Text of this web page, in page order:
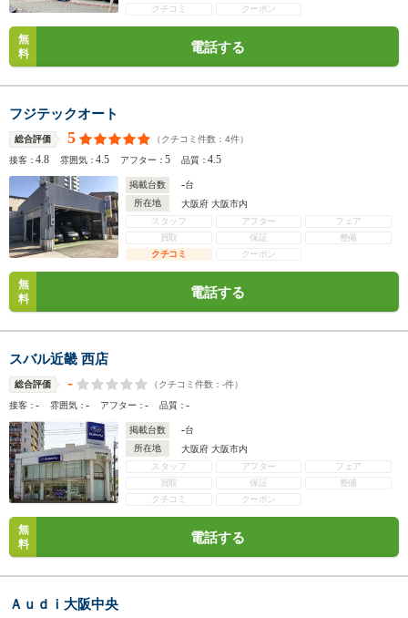
クチコミ
クーポン
無
料
電話する
フジテックオート
総合評価 5 （クチコミ件数： 4件）
接客：4.8 雰囲気：4.5 アフター：5 品質：4.5
掲載台数 -台
所在地
大阪府 大阪市内
スタッフ
アフター
フェア
買取
保証
整備
クチコミ
クーポン
無
料
電話する
スバル近畿 西店
総合評価 - （クチコミ件数： -件）
接客：- 雰囲気：- アフター：- 品質：-
掲載台数 -台
所在地
大阪府 大阪市内
スタッフ
アフター
フェア
買取
保証
整備
クチコミ
クーポン
無
料
電話する
Ａｕｄｉ大阪中央